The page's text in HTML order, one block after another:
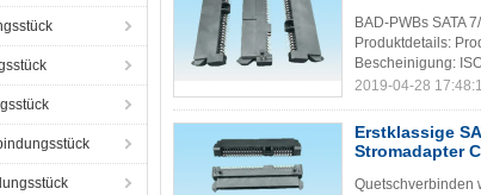
BAD-PWBs SATA
Produktdetails:
Bescheinigung:
2019-04-28
Erstklassige
Stromadapter
Quetschverbinden